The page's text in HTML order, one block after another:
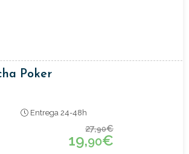
Poker
Entrega 24-48h
27,90€
19,90€